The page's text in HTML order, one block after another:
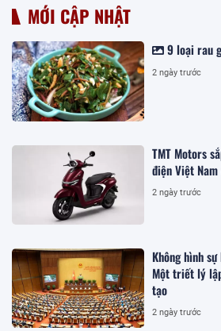
MỚI CẬP NHẬT
9 loại rau
2 ngày trước
TMT Motors
điện Việt
2 ngày trước
Không hình
Một triết lý
tạo
2 ngày trước